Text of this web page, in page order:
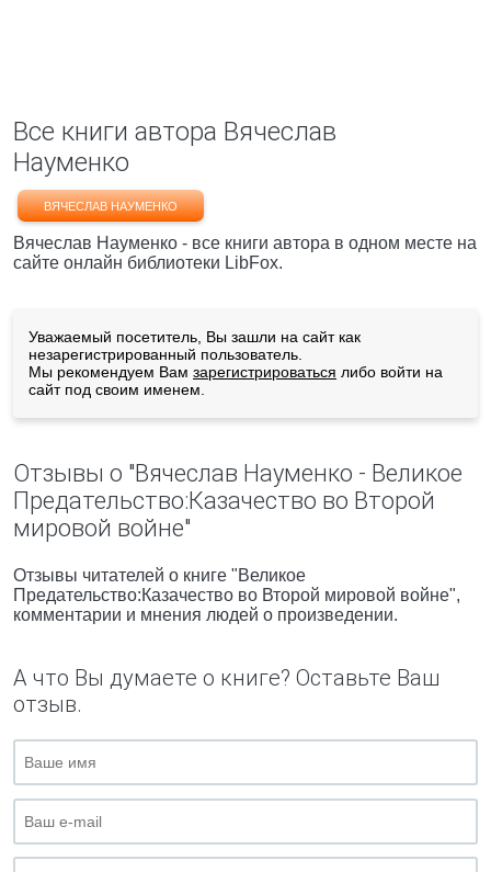
Все книги автора Вячеслав
Науменко
ВЯЧЕСЛАВ НАУМЕНКО
Вячеслав Науменко - все книги автора в одном месте на
сайте онлайн библиотеки LibFox.
Уважаемый посетитель, Вы зашли на сайт как
незарегистрированный пользователь.
Мы рекомендуем Вам зарегистрироваться либо войти на
сайт под своим именем.
Отзывы о "Вячеслав Науменко - Великое
Предательство:Казачество во Второй
мировой войне"
Отзывы читателей о книге "Великое
Предательство:Казачество во Второй мировой войне",
комментарии и мнения людей о произведении.
А что Вы думаете о книге? Оставьте Ваш
отзыв.